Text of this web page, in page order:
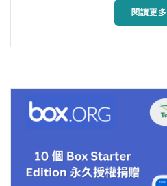
閱讀更多